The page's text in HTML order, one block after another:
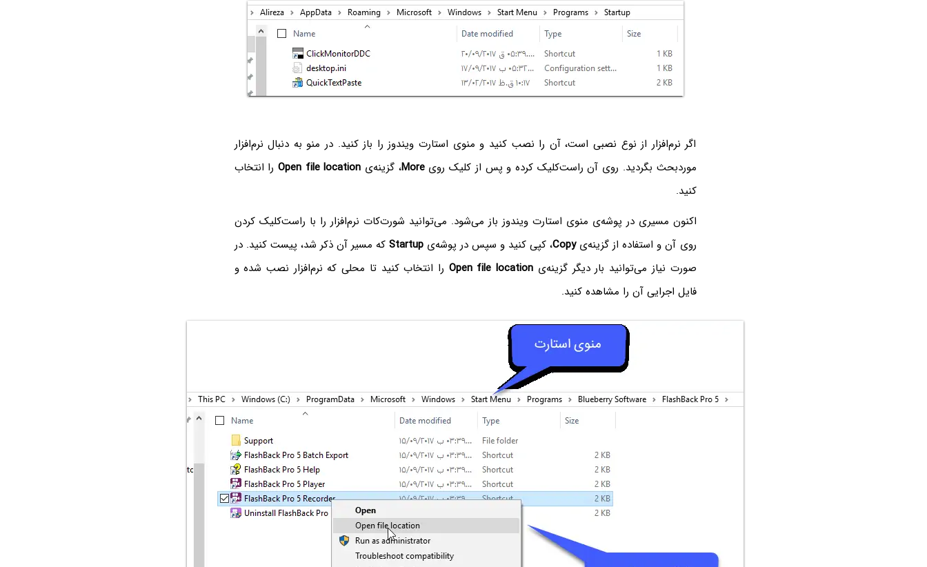
اگر نرم‌افزار از نوع نصبی است، آن را نصب کنید و منوی استارت ویندوز را باز کنید. در منو به دنبال نرم‌افزار
موردبحث بگردید. روی آن راست‌کلیک کرده و پس از کلیک رویMore، گزینه‌ی Open file location‌ را انتخاب
کنید.
اکنون مسیری در پوشه‌ی منوی استارت ویندوز باز می‌شود. می‌توانید شورت‌کات نرم‌افزار را با راست‌کلیک کردن
روی آن و استفاده از گزینه‌یCopy، کپی کنید و سپس در پوشه‌یStartup که مسیر آن ذکر شد، پیست کنید. در
صورت نیاز می‌توانید بار دیگر گزینه‌ی Open file location‌ را انتخاب کنید تا محلی که نرم‌افزار نصب شده و
فایل اجرایی آن را مشاهده کنید.